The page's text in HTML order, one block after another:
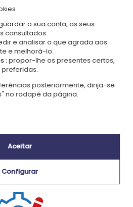
Kadocom é:
RSE|Glossário de rótulos
Este presente é
com um nome ou um curto texto à
design e prático.
:
a sua conta, os seus
consultados.
e analisar o que agrada aos
e melhorá-lo.
:propor-lhe os presentes certos,
preferidas.
posteriormente, dirija-se
no rodapé da página.
Aceitar
Configurar